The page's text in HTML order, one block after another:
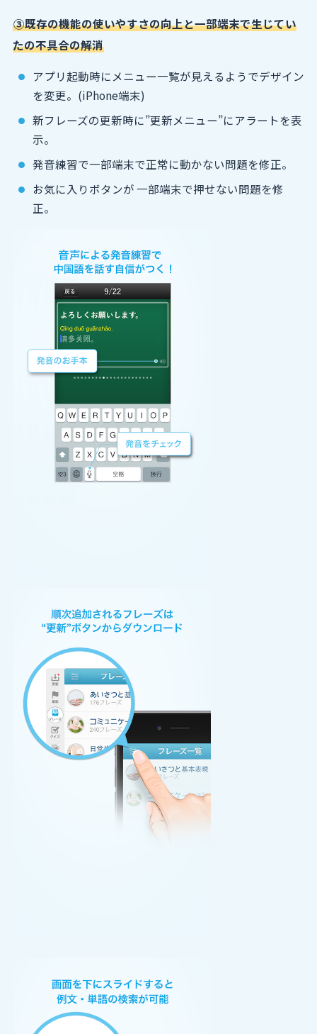
③既存の機能の使いやすさの向上と一部端末で生じてい
たの不具合の解消
アプリ起動時にメニュー一覧が見えるようでデザイン
を変更。(iPhone端末)
新フレーズの更新時に”更新メニュー”にアラートを表
示。
発音練習で一部端末で正常に動かない問題を修正。
お気に入りボタンが 一部端末で押せない問題を修
正。